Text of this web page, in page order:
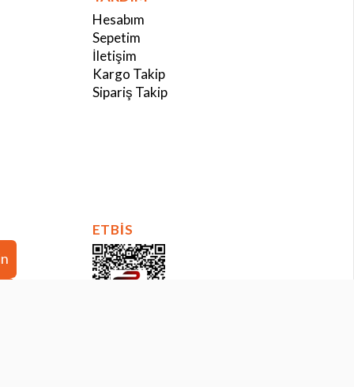
Hesabım
Sepetim
İletişim
Kargo Takip
Sipariş Takip
ETBİS